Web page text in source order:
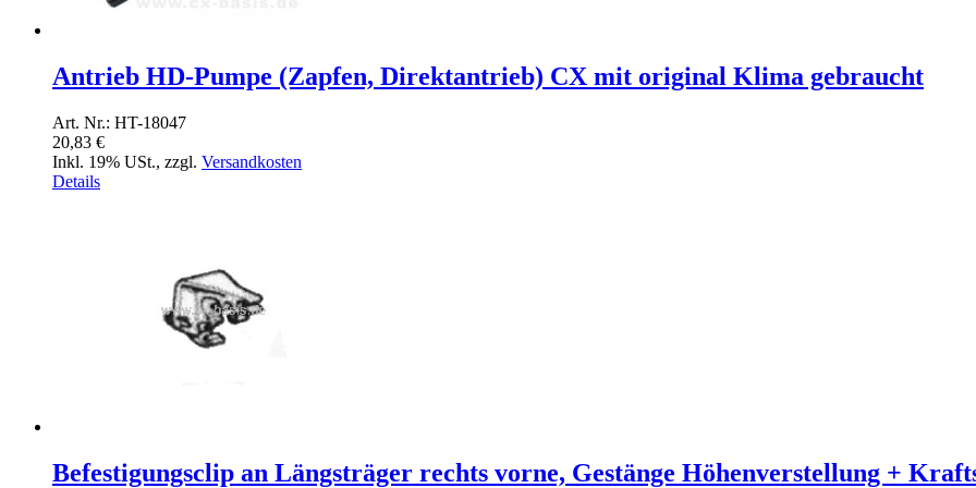
Antrieb HD-Pumpe (Zapfen, Direktantrieb) CX mit original Klima gebraucht
Art. Nr.: HT-18047
20,83 €
Inkl. 19% USt., zzgl. Versandkosten
Details
Befestigungsclip an Längsträger rechts vorne, Gestänge Höhenverstellung +